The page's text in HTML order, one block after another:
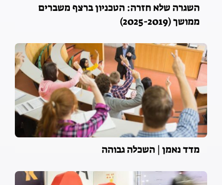
השגרה שלא חזרה: הטכניון ברצף משברים
ממושך (2025-2019)
מדד נאמן | השכלה גבוהה